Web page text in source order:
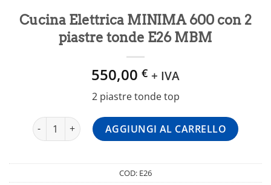
Cucina Elettrica MINIMA 600 con 2
piastre tonde E26 MBM
550,00 € + IVA
2 piastre tonde top
Cucina Elettrica MINIMA 600 con 2 piastre tonde E26
AGGIUNGI AL CARRELLO
COD: E26